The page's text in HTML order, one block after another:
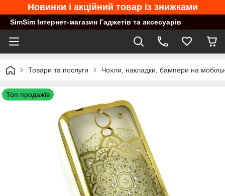
Новинки і акційний товар із знижками
SimSim Інтернет-магазин Гаджетів та аксесуарів
Товари та послуги Чохли, накладки, бампери на
Топ продажів